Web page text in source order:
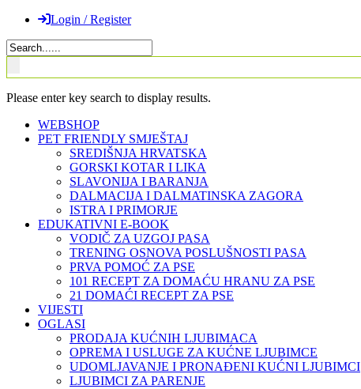
Login / Register
Please enter key search to display results.
WEBSHOP
PET FRIENDLY SMJEŠTAJ
SREDIŠNJA HRVATSKA
GORSKI KOTAR I LIKA
SLAVONIJA I BARANJA
DALMACIJA I DALMATINSKA ZAGORA
ISTRA I PRIMORJE
EDUKATIVNI E-BOOK
VODIČ ZA UZGOJ PASA
TRENING OSNOVA POSLUŠNOSTI PASA
PRVA POMOĆ ZA PSE
101 RECEPT ZA DOMAĆU HRANU ZA PSE
21 DOMAĆI RECEPT ZA PSE
VIJESTI
OGLASI
PRODAJA KUĆNIH LJUBIMACA
OPREMA I USLUGE ZA KUĆNE LJUBIMCE
UDOMLJAVANJE I PRONAĐENI KUĆNI LJUBIMCI
LJUBIMCI ZA PARENJE